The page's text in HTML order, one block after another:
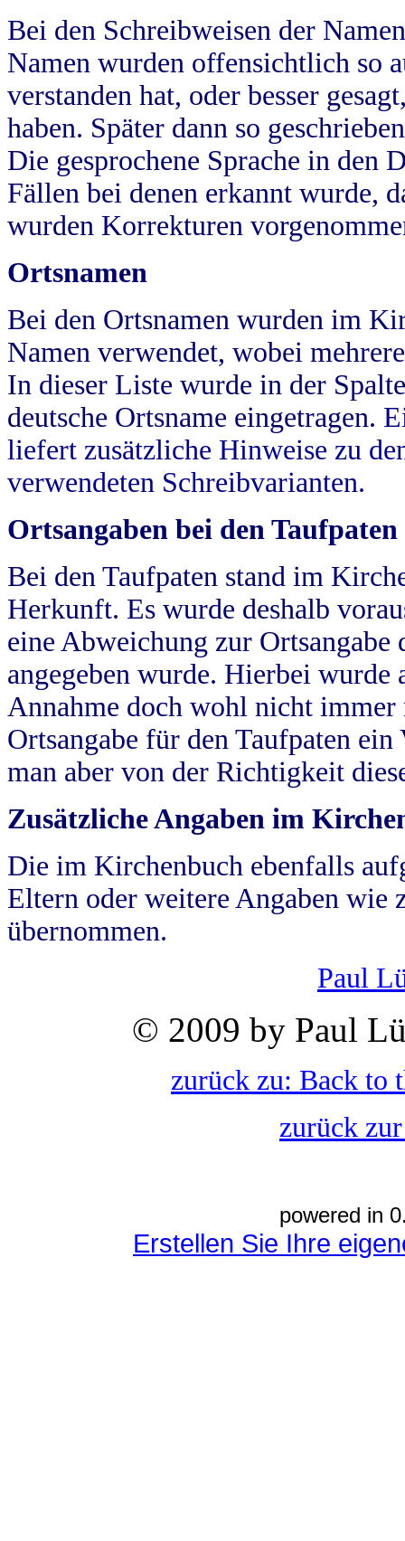
Bei den Schreibweisen der
Namen wurden offensichtlich so
verstanden hat, oder besser
haben. Später dann so
Die gesprochene Sprache in
Fällen bei denen erkannt wurde,
wurden Korrekturen
Ortsnamen
Bei den Ortsnamen wurden im
Namen verwendet, wobei
In dieser Liste wurde in der
deutsche Ortsname eingetragen.
liefert zusätzliche Hinweise zu
verwendeten Schreibvarianten.
Ortsangaben bei den Taufpaten
Bei den Taufpaten stand im
Herkunft. Es wurde deshalb
eine Abweichung zur
angegeben wurde. Hierbei wurde
Annahme doch wohl nicht
Ortsangabe für den Taufpaten
man aber von der Richtigkeit
Zusätzliche Angaben im
Die im Kirchenbuch ebenfalls
Eltern oder weitere Angaben wie
übernommen.
Paul
© 2009 by Paul
zurück zu: Back to
zurück
powered in
Erstellen Sie Ihre